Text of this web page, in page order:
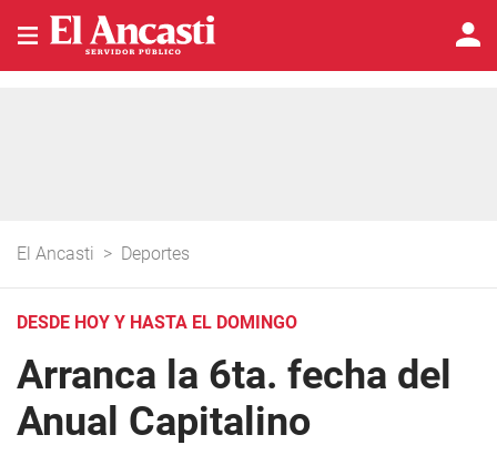
El Ancasti > Deportes
DESDE HOY Y HASTA EL DOMINGO
Arranca la 6ta. fecha del
Anual Capitalino